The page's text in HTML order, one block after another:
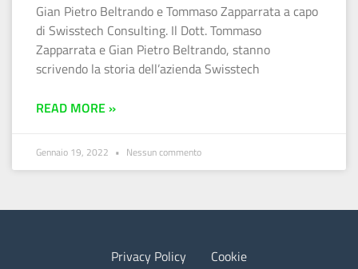
Gian Pietro Beltrando e Tommaso Zapparrata a capo
di Swisstech Consulting. Il Dott. Tommaso
Zapparrata e Gian Pietro Beltrando, stanno
scrivendo la storia dell’azienda Swisstech
READ MORE »
Gennaio 19, 2022 Nessun commento
Privacy Policy Cookie